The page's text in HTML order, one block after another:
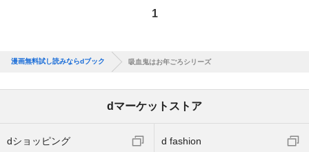
1
漫画無料試し読みならdブック 吸血鬼はお年ごろシリーズ
dマーケットストア
dショッピング d fashion